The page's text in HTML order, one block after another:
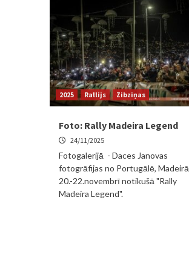
2025 Rallijs Zibziņas
Foto: Rally Madeira Legend
24/11/2025
Fotogalerijā - Daces Janovas
fotogrāfijas no Portugālē, Madeirā
20.-22.novembrī notikušā "Rally
Madeira Legend".